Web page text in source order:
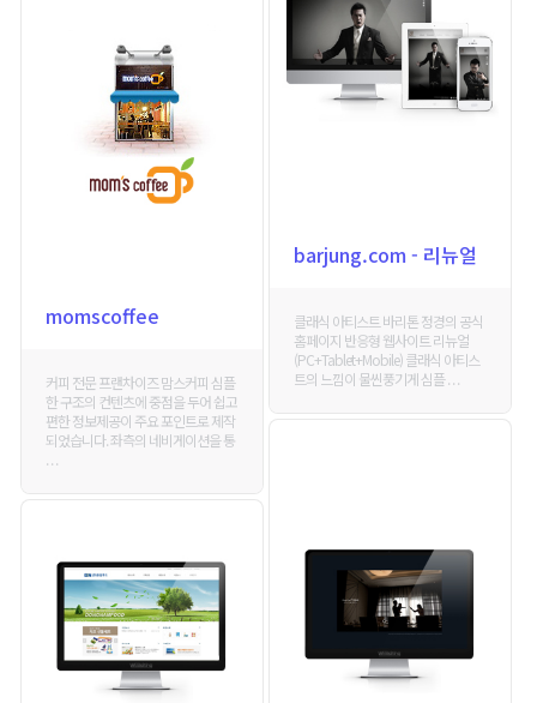
barjung.com - 리뉴얼
클래식 아티스트 바리톤 정경의 공식
홈페이지 반응형 웹사이트 리뉴얼
(PC+Tablet+Mobile) 클래식 아티스
트의 느낌이 물씬풍기게 심플 . . .
momscoffee
커피 전문 프랜차이즈 맘스커피 심플
한 구조의 컨텐츠에 중점을 두어 쉽고
편한 정보제공이 주요 포인트로 제작
되었습니다. 좌측의 네비게이션을 통
. . .